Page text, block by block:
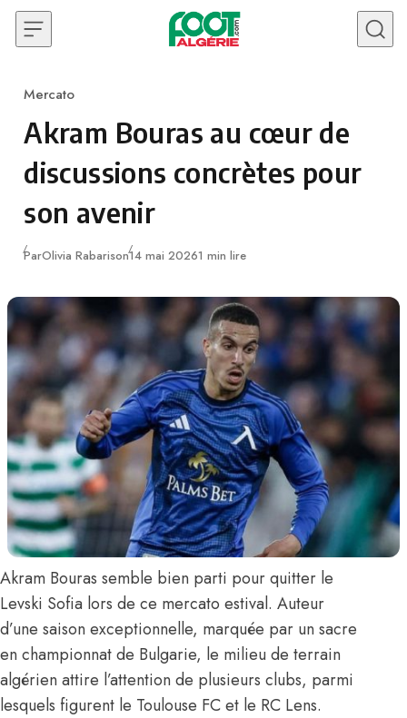
Skip to content
Category
Mercato
Akram Bouras au cœur de
discussions concrètes pour
son avenir
ParOlivia RabarisonPublié
14 mai 20261 min lire
Akram Bouras semble bien parti pour quitter le
Levski Sofia lors de ce mercato estival. Auteur
d’une saison exceptionnelle, marquée par un sacre
en championnat de Bulgarie, le milieu de terrain
algérien attire l’attention de plusieurs clubs, parmi
lesquels figurent le Toulouse FC et le RC Lens.